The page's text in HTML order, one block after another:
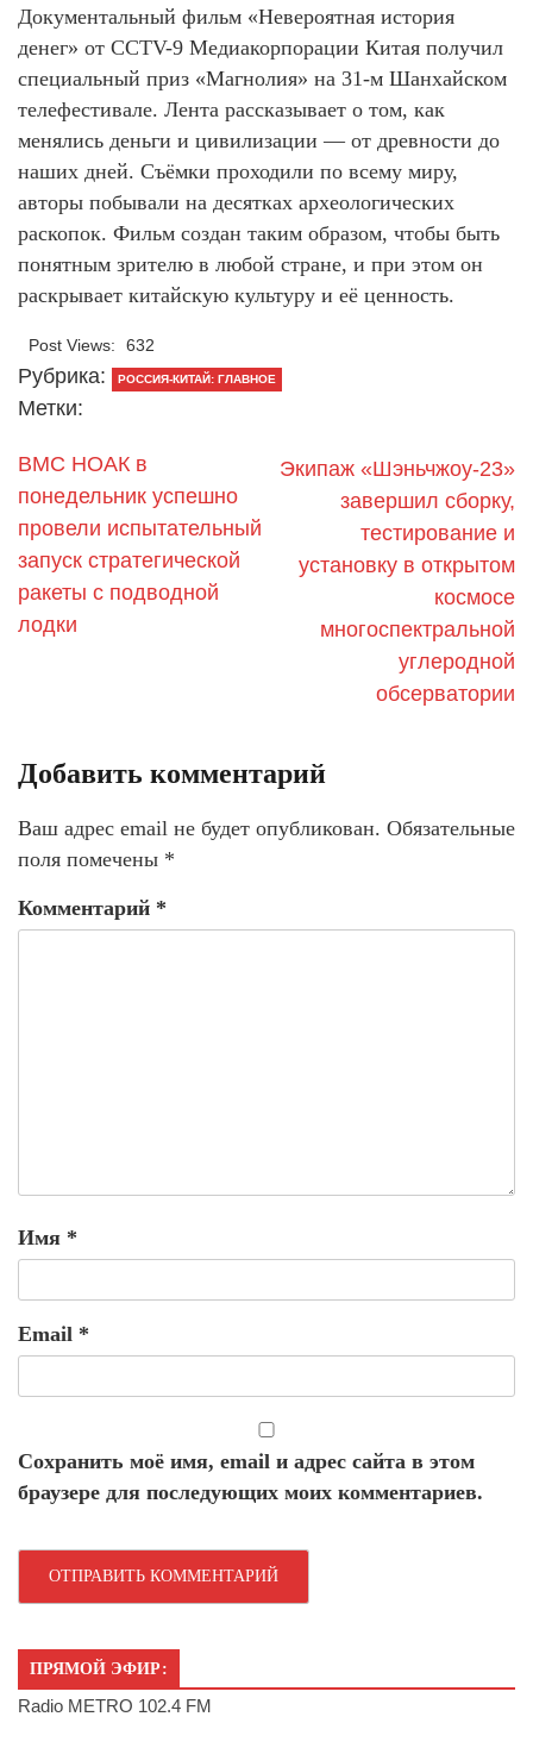
Документальный фильм «Невероятная история
денег» от CCTV-9 Медиакорпорации Китая получил
специальный приз «Магнолия» на 31-м Шанхайском
телефестивале. Лента рассказывает о том, как
менялись деньги и цивилизации — от древности до
наших дней. Съёмки проходили по всему миру,
авторы побывали на десятках археологических
раскопок. Фильм создан таким образом, чтобы быть
понятным зрителю в любой стране, и при этом он
раскрывает китайскую культуру и её ценность.
Post Views: 632
Рубрика: РОССИЯ-КИТАЙ: ГЛАВНОЕ
Метки:
ВМС НОАК в
понедельник успешно
провели испытательный
запуск стратегической
ракеты с подводной
лодки
Экипаж «Шэньчжоу-23»
завершил сборку,
тестирование и
установку в открытом
космосе
многоспектральной
углеродной
обсерватории
Добавить комментарий
Ваш адрес email не будет опубликован. Обязательные
поля помечены *
Комментарий *
Имя *
Email *
Сохранить моё имя, email и адрес сайта в этом
браузере для последующих моих комментариев.
ПРЯМОЙ ЭФИР:
Radio METRO 102.4 FM